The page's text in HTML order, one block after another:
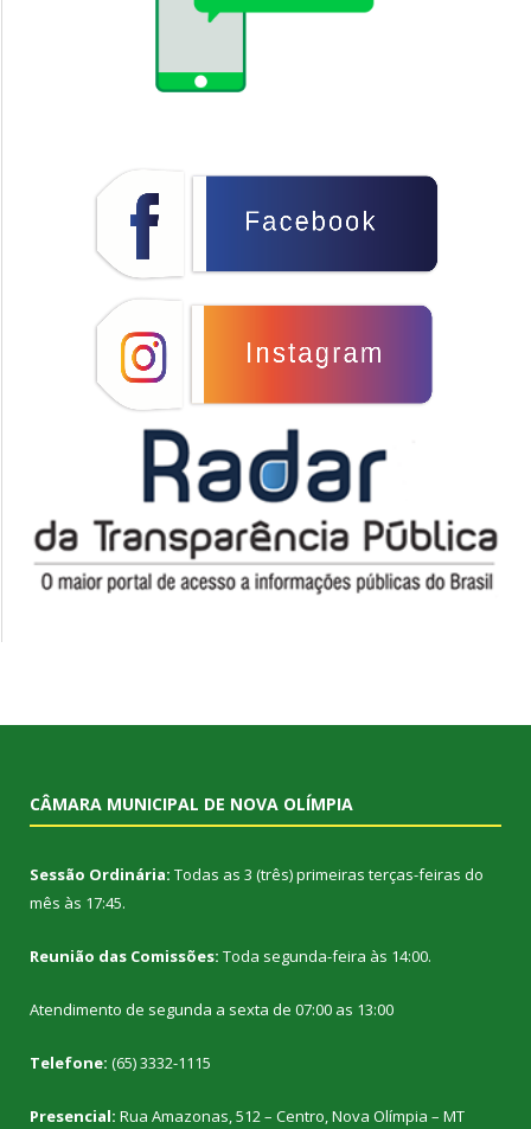
CÂMARA MUNICIPAL DE NOVA OLÍMPIA
Sessão Ordinária: Todas as 3 (três) primeiras terças-feiras do
mês às 17:45.
Reunião das Comissões: Toda segunda-feira às 14:00.
Atendimento de segunda a sexta de 07:00 as 13:00
Telefone: (65) 3332-1115
Presencial: Rua Amazonas, 512 – Centro, Nova Olímpia – MT